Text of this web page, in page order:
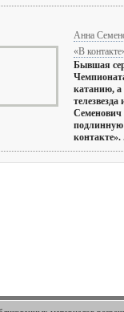
Анна
«В
Бывшая
катанию, а
контакте».